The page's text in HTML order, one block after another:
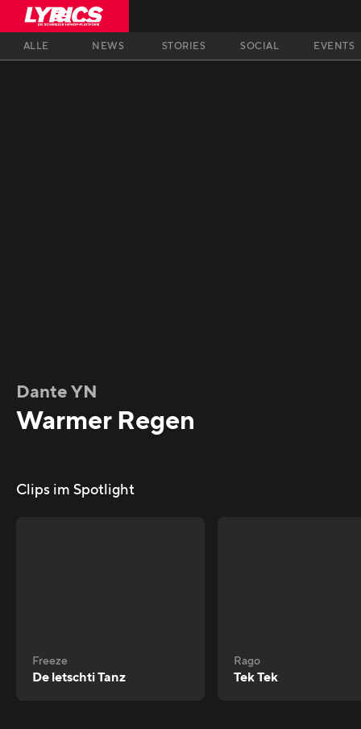
ALLE NEWS STORIES SOCIAL EVENTS
Dante YN
Warmer Regen
Clips im Spotlight
Freeze
De letschti Tanz
Rago
Tek Tek